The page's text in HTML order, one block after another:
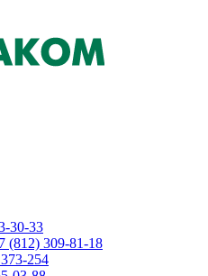
30-33
(812) 309-81-18
254